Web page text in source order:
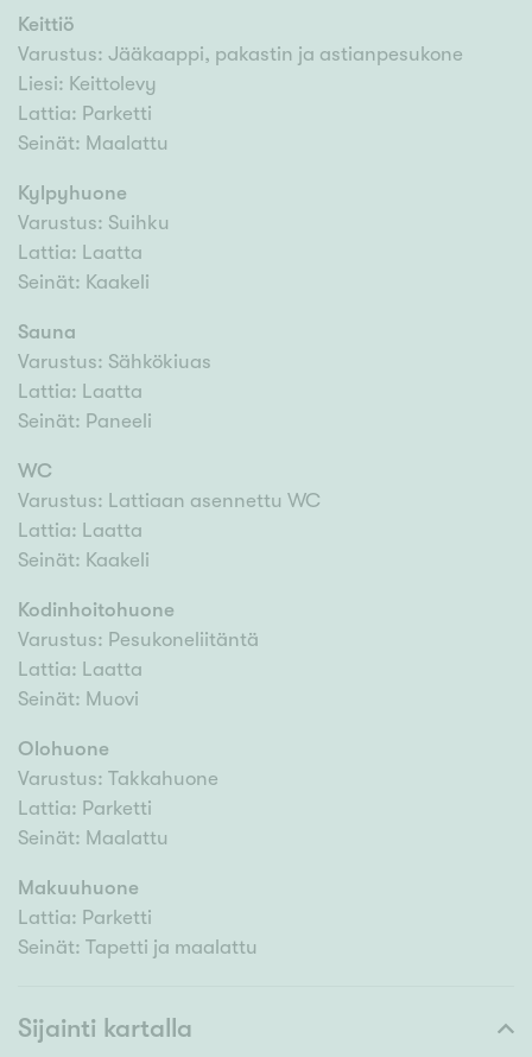
Keittiö
Varustus: Jääkaappi, pakastin ja astianpesukone
Liesi: Keittolevy
Lattia: Parketti
Seinät: Maalattu
Kylpyhuone
Varustus: Suihku
Lattia: Laatta
Seinät: Kaakeli
Sauna
Varustus: Sähkökiuas
Lattia: Laatta
Seinät: Paneeli
WC
Varustus: Lattiaan asennettu WC
Lattia: Laatta
Seinät: Kaakeli
Kodinhoitohuone
Varustus: Pesukoneliitäntä
Lattia: Laatta
Seinät: Muovi
Olohuone
Varustus: Takkahuone
Lattia: Parketti
Seinät: Maalattu
Makuuhuone
Lattia: Parketti
Seinät: Tapetti ja maalattu
Sijainti kartalla